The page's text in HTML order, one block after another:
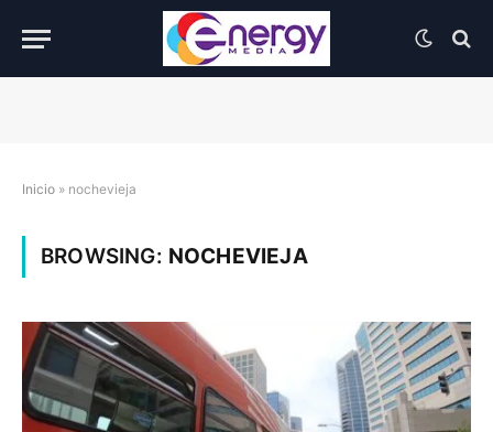
Inicio » nochevieja
BROWSING: NOCHEVIEJA